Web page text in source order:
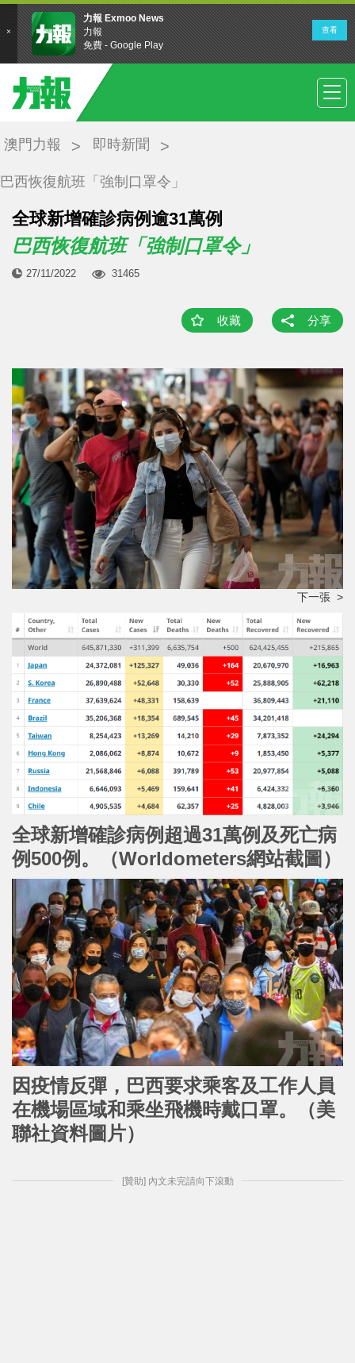
澳門力報 即時新聞
巴西恢復航班「強制口罩令」
全球新增確診病例逾31萬例
巴西恢復航班「強制口罩令」
27/11/2022 31465
收藏 分享
下一張 >
全球新增確診病例超過31萬例及死亡病
例500例。（Worldometers網站截圖）
因疫情反彈，巴西要求乘客及工作人員
在機場區域和乘坐飛機時戴口罩。（美
聯社資料圖片）
[贊助] 內文未完請向下滾動